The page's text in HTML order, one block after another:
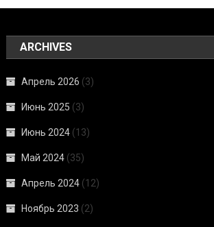
ARCHIVES
Апрель 2026 (3)
Июнь 2025 (3)
Июнь 2024 (13)
Май 2024 (35)
Апрель 2024 (12)
Ноябрь 2023 (2)